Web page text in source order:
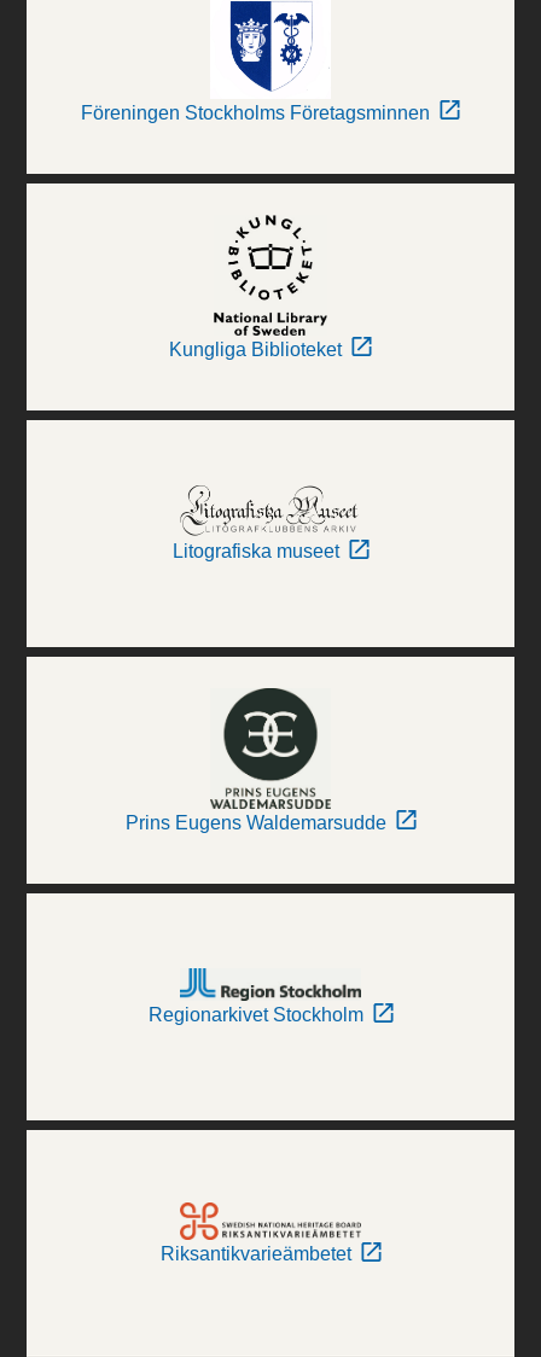
Föreningen Stockholms Företagsminnen
Kungliga Biblioteket
Litografiska museet
Prins Eugens Waldemarsudde
Regionarkivet Stockholm
Riksantikvarieämbetet